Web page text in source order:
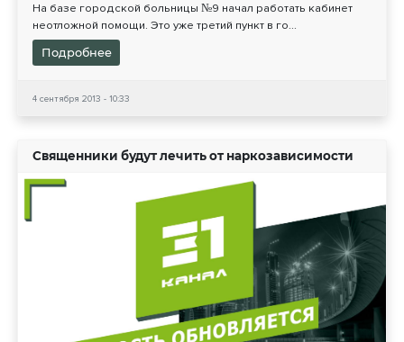
На базе городской больницы №9 начал работать кабинет
неотложной помощи. Это уже третий пункт в го...
Подробнее
4 сентября 2013 - 10:33
Священники будут лечить от наркозависимости